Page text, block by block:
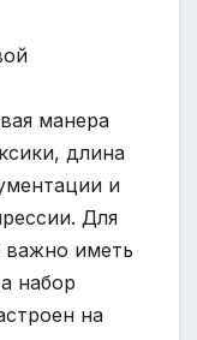
манера
длина
и
Для
важно иметь
набор
на